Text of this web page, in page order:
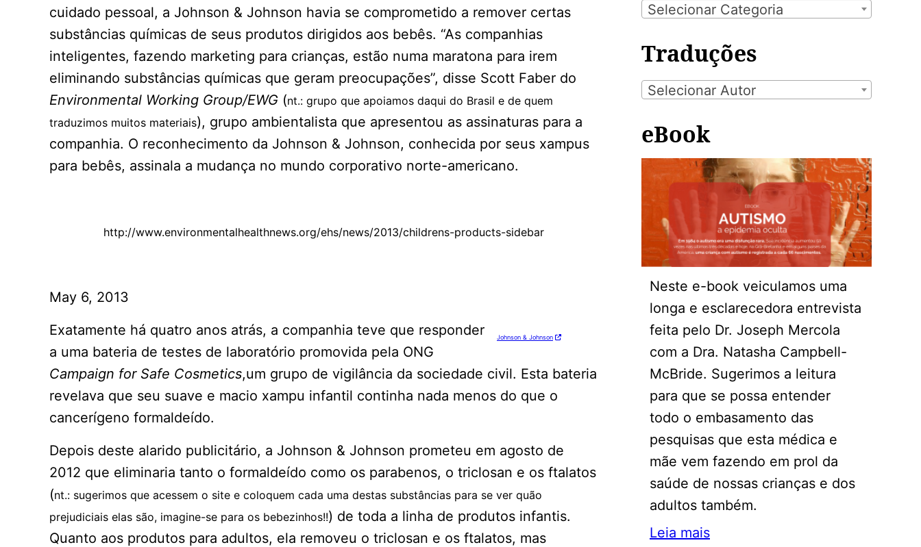
cuidado pessoal, a Johnson & Johnson havia se comprometido a remover certas
substâncias químicas de seus produtos dirigidos aos bebês. “As companhias
inteligentes, fazendo marketing para crianças, estão numa maratona para irem
eliminando substâncias químicas que geram preocupações”, disse Scott Faber do
Environmental Working Group/EWG (nt.: grupo que apoiamos daqui do Brasil e de quem
traduzimos muitos materiais), grupo ambientalista que apresentou as assinaturas para a
companhia. O reconhecimento da Johnson & Johnson, conhecida por seus xampus
para bebês, assinala a mudança no mundo corporativo norte-americano.
http://www.environmentalhealthnews.org/ehs/news/2013/childrens-products-sidebar
May 6, 2013
Johnson & Johnson
Exatamente há quatro anos atrás, a companhia teve que responder
a uma bateria de testes de laboratório promovida pela ONG
Campaign for Safe Cosmetics,um grupo de vigilância da sociedade civil. Esta bateria
revelava que seu suave e macio xampu infantil continha nada menos do que o
cancerígeno formaldeído.
Depois deste alarido publicitário, a Johnson & Johnson prometeu em agosto de
2012 que eliminaria tanto o formaldeído como os parabenos, o triclosan e os ftalatos
(nt.: sugerimos que acessem o site e coloquem cada uma destas substâncias para se ver quão
prejudiciais elas são, imagine-se para os bebezinhos!!) de toda a linha de produtos infantis.
Quanto aos produtos para adultos, ela removeu o triclosan e os ftalatos, mas
Selecionar Categoria
Traduções
Selecionar Autor
eBook
Neste e-book veiculamos uma
longa e esclarecedora entrevista
feita pelo Dr. Joseph Mercola
com a Dra. Natasha Campbell-
McBride. Sugerimos a leitura
para que se possa entender
todo o embasamento das
pesquisas que esta médica e
mãe vem fazendo em prol da
saúde de nossas crianças e dos
adultos também.
Leia mais